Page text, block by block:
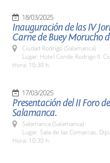
18/03/2025
Inauguración de las IV
Carne de Buey Morucho
Ciudad Rodrigo (Salamanca)
Lugar: Hotel Conde Rodrigo II.
Hora: 10:30 h.
17/03/2025
Presentación del II Foro
Salamanca.
Salamanca (Salamanca)
Lugar: Sala de las Comarcas.
Hora: 10:30 h.